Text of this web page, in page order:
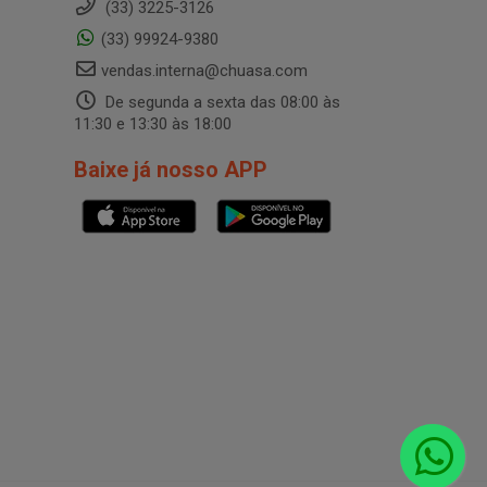
(33) 3225-3126
(33) 99924-9380
vendas.interna@chuasa.com
De segunda a sexta das 08:00 às
11:30 e 13:30 às 18:00
Baixe já nosso APP